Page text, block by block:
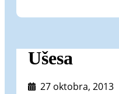
Ušesa
27 oktobra, 2013